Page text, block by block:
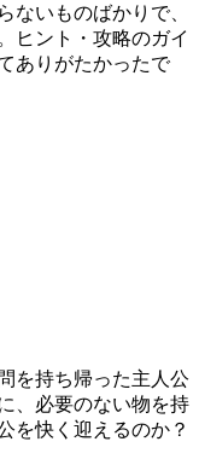
ないものばかりで、
ヒント・攻略のガイ
ありがたかったで
を持ち帰った主人公
、必要のない物を持
を快く迎えるのか？